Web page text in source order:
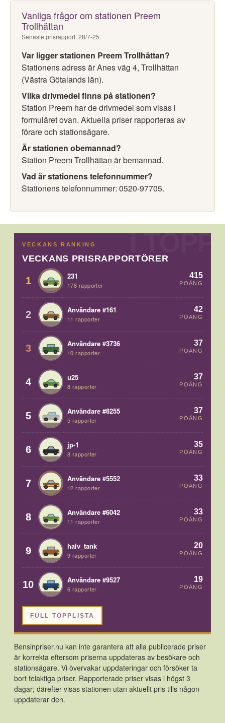
Vanliga frågor om stationen Preem
Trollhättan
Senaste prisrapport: 28/7-25.
Var ligger stationen Preem Trollhättan?
Stationens adress är Anes väg 4, Trollhättan
(Västra Götalands län).
Vilka drivmedel finns på stationen?
Station Preem har de drivmedel som visas i
formuläret ovan. Aktuella priser rapporteras av
förare och stationsägare.
Är stationen obemannad?
Station Preem Trollhättan är bemannad.
Vad är stationens telefonnummer?
Stationens telefonnummer: 0520-97705.
VECKANS RANKING
VECKANS PRISRAPPORTÖRER
1 231
178 rapporter
415
POÄNG
2 Användare #161
11 rapporter
42
POÄNG
3 Användare #3736
10 rapporter
37
POÄNG
4 u25
8 rapporter
37
POÄNG
5 Användare #8255
5 rapporter
37
POÄNG
6 jp-1
8 rapporter
35
POÄNG
7 Användare #5552
12 rapporter
33
POÄNG
8 Användare #6042
11 rapporter
33
POÄNG
9 halv_tank
9 rapporter
20
POÄNG
10 Användare #9527
6 rapporter
19
POÄNG
FULL TOPPLISTA
Bensinpriser.nu kan inte garantera att alla publicerade priser
är korrekta eftersom priserna uppdateras av besökare och
stationsägare. Vi övervakar uppdateringar och försöker ta
bort felaktiga priser. Rapporterade priser visas i högst 3
dagar; därefter visas stationen utan aktuellt pris tills någon
uppdaterar den.